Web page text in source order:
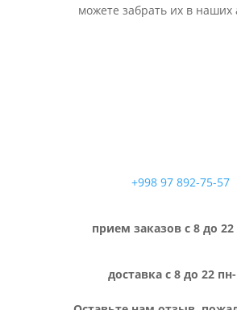
можете забрать их в наших
+998 97 892-75-57
прием заказов с 8 до 22
доставка с 8 до 22